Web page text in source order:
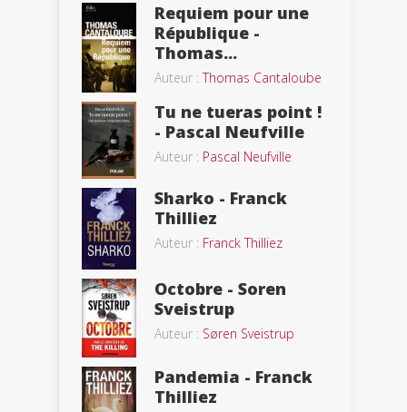
Requiem pour une
République -
Thomas...
Auteur :Thomas Cantaloube
Tu ne tueras point !
- Pascal Neufville
Auteur : Pascal Neufville
Sharko - Franck
Thilliez
Auteur : Franck Thilliez
Octobre - Soren
Sveistrup
Auteur : Søren Sveistrup
Pandemia - Franck
Thilliez